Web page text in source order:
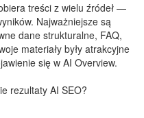
treści z wielu źródeł —
Najważniejsze są
dane strukturalne, FAQ,
materiały były atrakcyjne
się w AI Overview.
rezultaty AI SEO?